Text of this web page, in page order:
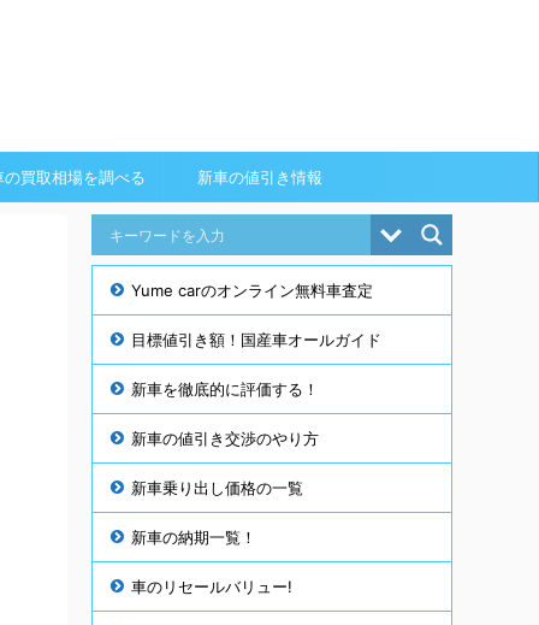
の買取相場を調べる 新車の値引き情報
Yume carのオンライン無料車査定
目標値引き額！国産車オールガイド
新車を徹底的に評価する！
新車の値引き交渉のやり方
新車乗り出し価格の一覧
新車の納期一覧！
車のリセールバリュー!